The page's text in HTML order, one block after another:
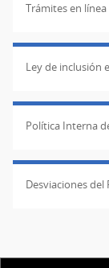
Trámites en línea
Ley de inclusión
Política Interna
Desviaciones del